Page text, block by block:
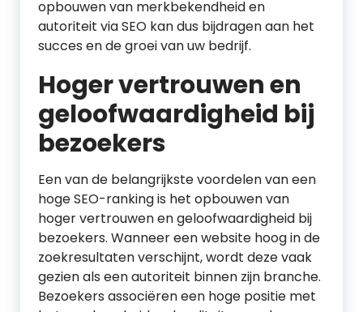
opbouwen van merkbekendheid en
autoriteit via SEO kan dus bijdragen aan het
succes en de groei van uw bedrijf.
Hoger vertrouwen en
geloofwaardigheid bij
bezoekers
Een van de belangrijkste voordelen van een
hoge SEO-ranking is het opbouwen van
hoger vertrouwen en geloofwaardigheid bij
bezoekers. Wanneer een website hoog in de
zoekresultaten verschijnt, wordt deze vaak
gezien als een autoriteit binnen zijn branche.
Bezoekers associëren een hoge positie met